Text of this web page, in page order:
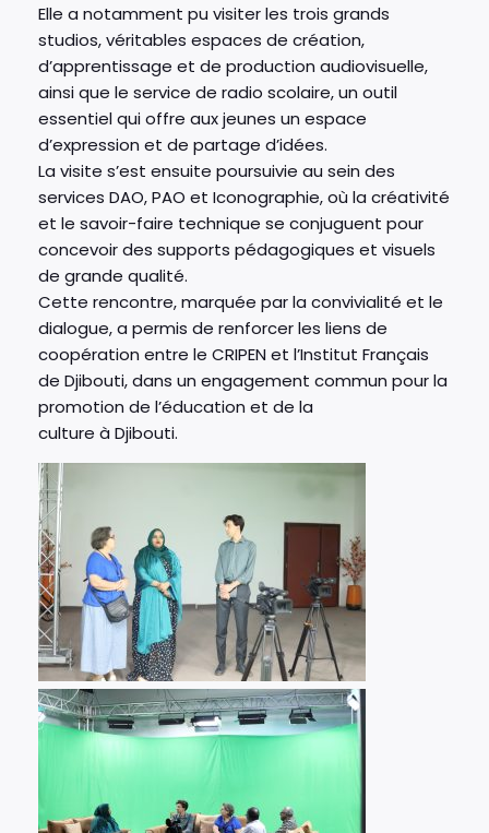
Elle a notamment pu visiter les trois grands
studios, véritables espaces de création,
d’apprentissage et de production audiovisuelle,
ainsi que le service de radio scolaire, un outil
essentiel qui offre aux jeunes un espace
d’expression et de partage d’idées.
La visite s’est ensuite poursuivie au sein des
services DAO, PAO et Iconographie, où la créativité
et le savoir-faire technique se conjuguent pour
concevoir des supports pédagogiques et visuels
de grande qualité.
Cette rencontre, marquée par la convivialité et le
dialogue, a permis de renforcer les liens de
coopération entre le CRIPEN et l’Institut Français
de Djibouti, dans un engagement commun pour la
promotion de l’éducation et de la
culture à Djibouti.